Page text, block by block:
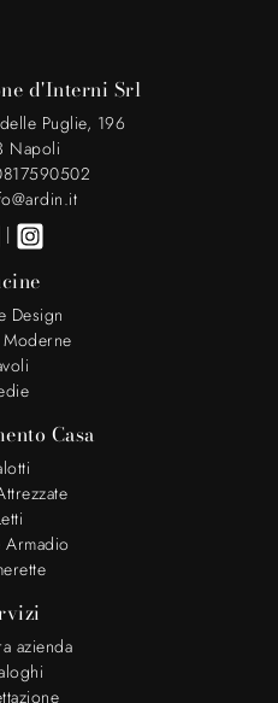
d'Interni Srl
Puglie, 196
Napoli
|
Design
Casa
Armadio
azienda